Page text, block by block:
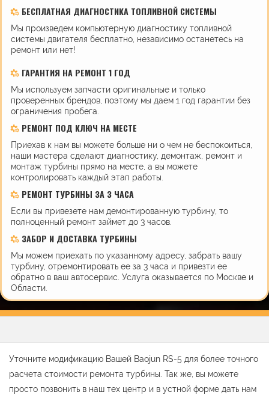
БЕСПЛАТНАЯ ДИАГНОСТИКА ТОПЛИВНОЙ СИСТЕМЫ
Мы произведем компьютерную диагностику топливной
системы двигателя бесплатно, независимо останетесь на
ремонт или нет!
ГАРАНТИЯ НА РЕМОНТ 1 ГОД
Мы используем запчасти оригинальные и только
проверенных брендов, поэтому мы даем 1 год гарантии без
ограничения пробега.
РЕМОНТ ПОД КЛЮЧ НА МЕСТЕ
Приехав к нам вы можете больше ни о чем не беспокоиться,
наши мастера сделают диагностику, демонтаж, ремонт и
монтаж турбины прямо на месте, а вы можете
контролировать каждый этап работы.
РЕМОНТ ТУРБИНЫ ЗА 3 ЧАСА
Если вы привезете нам демонтированную турбину, то
полноценный ремонт займет до 3 часов.
ЗАБОР И ДОСТАВКА ТУРБИНЫ
Мы можем приехать по указанному адресу, забрать вашу
турбину, отремонтировать ее за 3 часа и привезти ее
обратно в ваш автосервис. Услуга оказывается по Москве и
Области.
Уточните модификацию Вашей Baojun RS-5 для более точного
расчета стоимости ремонта турбины. Так же, вы можете
просто позвонить в наш тех центр и в устной форме дать нам